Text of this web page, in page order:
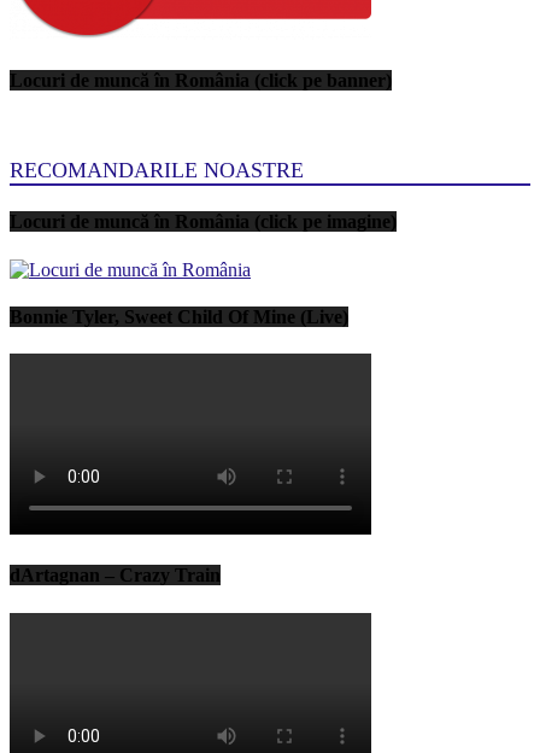
Locuri de muncă în România (click pe banner)
RECOMANDARILE NOASTRE
Locuri de muncă în România (click pe imagine)
Bonnie Tyler, Sweet Child Of Mine (Live)
dArtagnan – Crazy Train